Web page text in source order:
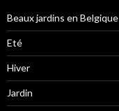
Beaux jardins en Belgique
Eté
Hiver
Jardin